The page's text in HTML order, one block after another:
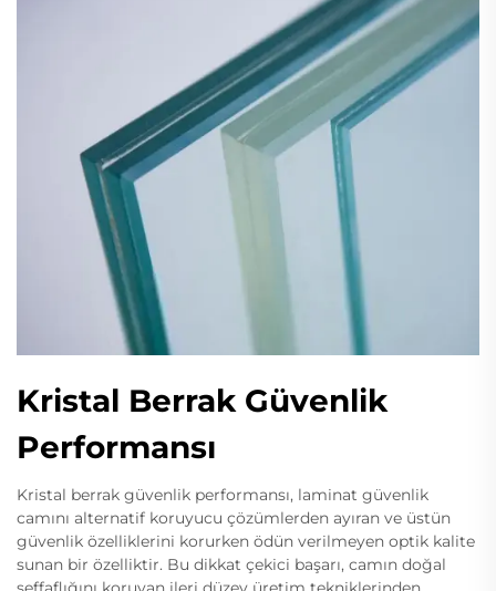
Kristal Berrak Güvenlik
Performansı
Kristal berrak güvenlik performansı, laminat güvenlik
camını alternatif koruyucu çözümlerden ayıran ve üstün
güvenlik özelliklerini korurken ödün verilmeyen optik kalite
sunan bir özelliktir. Bu dikkat çekici başarı, camın doğal